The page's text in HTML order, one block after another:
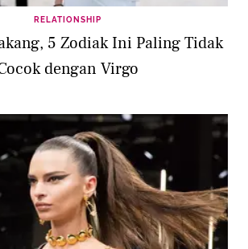
RELATIONSHIP
5 Zodiak Ini Paling Tidak
dengan Virgo